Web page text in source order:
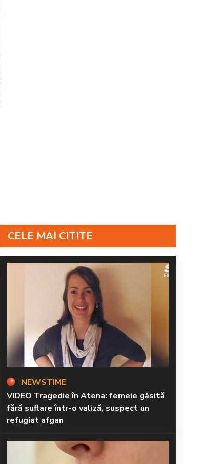
CELE MAI CITITE
NEWSTIME
VIDEO Tragedie în Atena: femeie găsită
fără suflare într-o valiză, suspect un
refugiat afgan